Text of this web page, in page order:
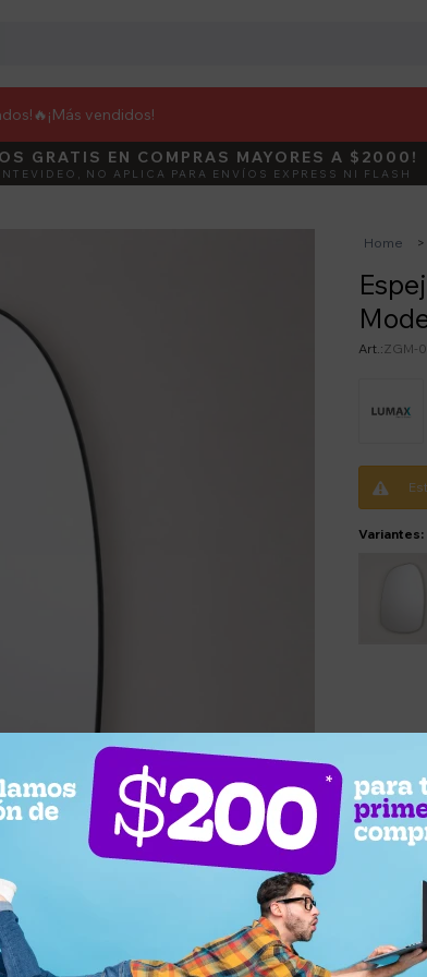
¡Más vendidos!
DEBUT ACTIVÁ
GRATIS EN COMPRAS MAYORES A $2000!
NO APLICA PARA ENVÍOS EXPRESS NI FLASH
Home
ZGM-
Variantes: